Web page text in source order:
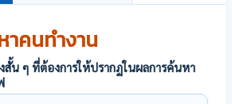
คนทำงาน
น ๆ ที่ต้องการให้ปรากฏในผลการค้นหา